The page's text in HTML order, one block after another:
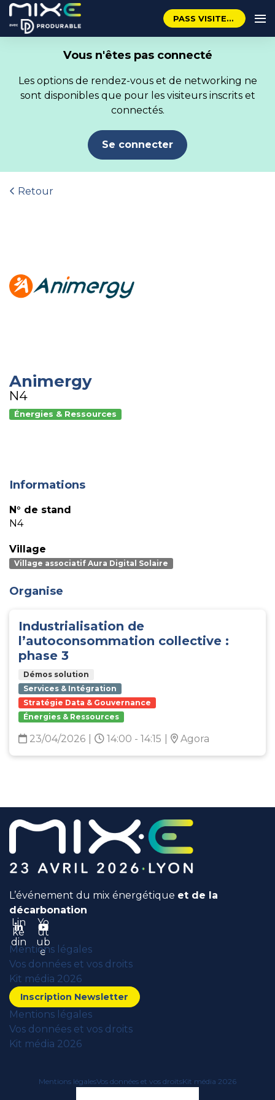
PASS VISITEUR GRATUIT
Vous n'êtes pas connecté
Les options de rendez-vous et de networking ne
sont disponibles que pour les visiteurs inscrits et
connectés.
Se connecter
Retour
Animergy
N4
Énergies & Ressources
Informations
N° de stand
N4
Village
Village associatif Aura Digital Solaire
Organise
Industrialisation de
l’autoconsommation collective :
phase 3
Démos solution
Services & Intégration
Stratégie Data & Gouvernance
Énergies & Ressources
23/04/2026 14:00 - 14:15 Agora
L’événement du mix énergétique et de la
décarbonation
Lin
ke
din
Yo
ut
ub
e
Mentions légales
Vos données et vos droits
Kit média 2026
Inscription Newsletter
Mentions légales
Vos données et vos droits
Kit média 2026
Mentions légalesVos données et vos droitsKit média 2026